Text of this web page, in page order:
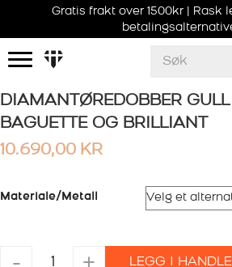
Gratis frakt over 1500kr | Rask
DIAMANTØREDOBBER GULL
BAGUETTE OG BRILLIANT
10.690,00 KR
Materiale/Metall
DIAMANTØREDOBBER
LEGG I